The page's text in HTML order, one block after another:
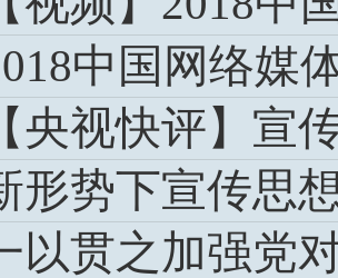
中国网络媒
【央视快评】宣
形势下宣传思
以贯之加强党